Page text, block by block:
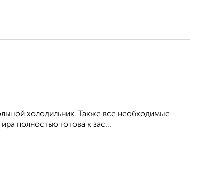
холодильник. Также все необходимые
полностью готова к зас...